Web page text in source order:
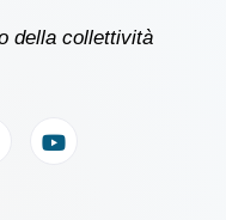
della collettività